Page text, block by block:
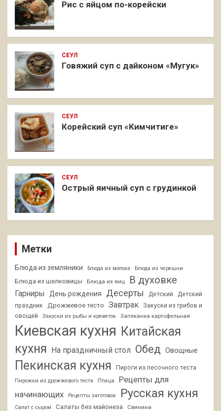
Рис с яйцом по-корейски
СЕУЛ
Говяжий суп с дайконом «Мугук»
СЕУЛ
Корейский суп «Кимчитиге»
СЕУЛ
Острый яичный суп с грудинкой
Метки
Блюда из земляники Блюда из молока Блюда из черешни
Блюда из шелковицы Блюда из яиц В духовке
Гарниры День рождения Десерты Детский
Детский
праздник
Дрожжевое тесто Завтрак
Закуски из грибов и
овощей
Закуски из рыбы и креветок Запеканка картофельная
Киевская кухня Китайская
кухня На праздничный стол Обед Овощные
Пекинская кухня Пироги из песочного теста
Пирожки из дрожжевого теста Птица
Рецепты для
начинающих
Рецепты заготовок Русская кухня
Салат с сыром Салаты без майонеза Свинина